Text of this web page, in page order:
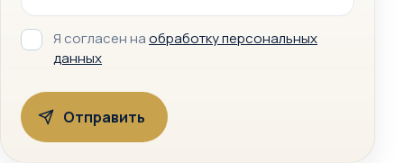
Я согласен наобработку персональных
данных